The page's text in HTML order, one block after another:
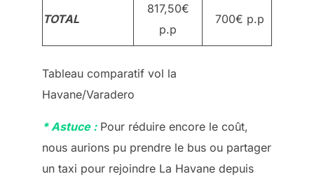
TOTAL
817,50€
p.p
700€ p.p
Tableau comparatif vol la
Havane/Varadero
* Astuce : Pour réduire encore le coût,
nous aurions pu prendre le bus ou partager
un taxi pour rejoindre La Havane depuis